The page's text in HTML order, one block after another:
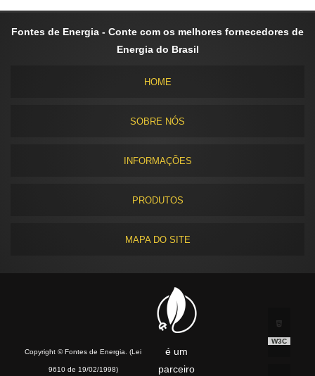
Fontes de Energia - Conte com os melhores fornecedores de
Energia do Brasil
HOME
SOBRE NÓS
INFORMAÇÕES
PRODUTOS
MAPA DO SITE
Copyright © Fontes de Energia. (Lei
9610 de 19/02/1998)
é um
parceiro
W3C